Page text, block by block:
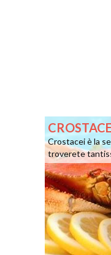
Crostacei è la
troverete